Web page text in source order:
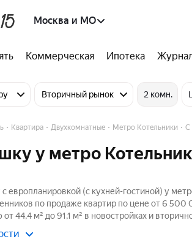
Москва и МО
Коммерческая Ипотека
Вторичный рынок 2 комн.
Квартира Двухкомнатные Метро Котельники С
у метро
европланировкой (с кухней-гостиной) у
по продаже квартир по цене от 6
44,4 м² до 91,1 м² в новостройках и